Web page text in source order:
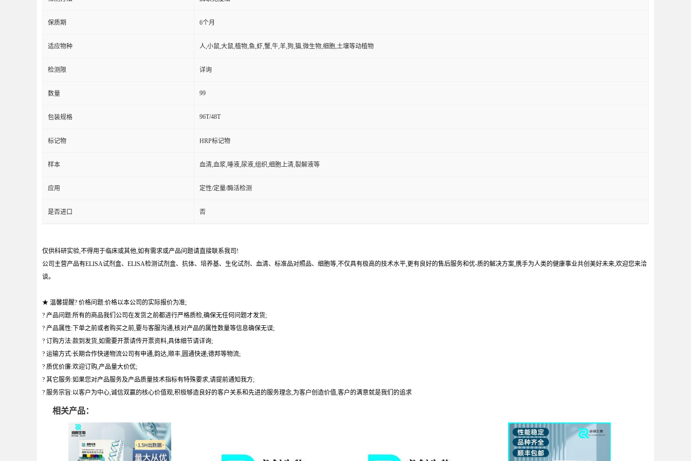
保质期 6个月
适应物种 人,小鼠,大鼠,植物,鱼,虾,蟹,牛,羊,狗,猫,微生物,细胞,土壤等动植物
检测限 详询
数量 99
包装规格 96T/48T
标记物 HRP标记物
样本 血清,血浆,唾液,尿液,组织,细胞上清,裂解液等
应用 定性/定量/酶活检测
是否进口 否
仅供科研实验,不得用于临床或其他,如有需求或产品问题请直接联系我司!
公司主营产品有ELISA试剂盒、ELISA检测试剂盒、抗体、培养基、生化试剂、血清、标准品对照品、细胞等,不仅具有极高的技术水平,更有良好的售后服务和优-质的解决方案,携手为人类的健康事业共创美好未来,欢迎您来洽
谈。
★ 温馨提醒? 价格问题:价格以本公司的实际报价为准;
? 产品问题:所有的商品我们公司在发货之前都进行严格质检,确保无任何问题才发货;
? 产品属性:下单之前或者购买之前,要与客服沟通,核对产品的属性数量等信息确保无误;
? 订购方法:款到发货,如需要开票请传开票资料,具体细节请详询;
? 运输方式:长期合作快递物流公司有申通,韵达,顺丰,圆通快递;德邦等物流;
? 质优价廉:欢迎订购,产品量大价优;
? 其它服务:如果您对产品服务及产品质量技术指标有特殊要求,请提前通知我方;
? 服务宗旨:以客户为中心,诚信双赢的核心价值观,积极够造良好的客户关系和先进的服务理念,为客户创造价值,客户的满意就是我们的追求
相关产品：